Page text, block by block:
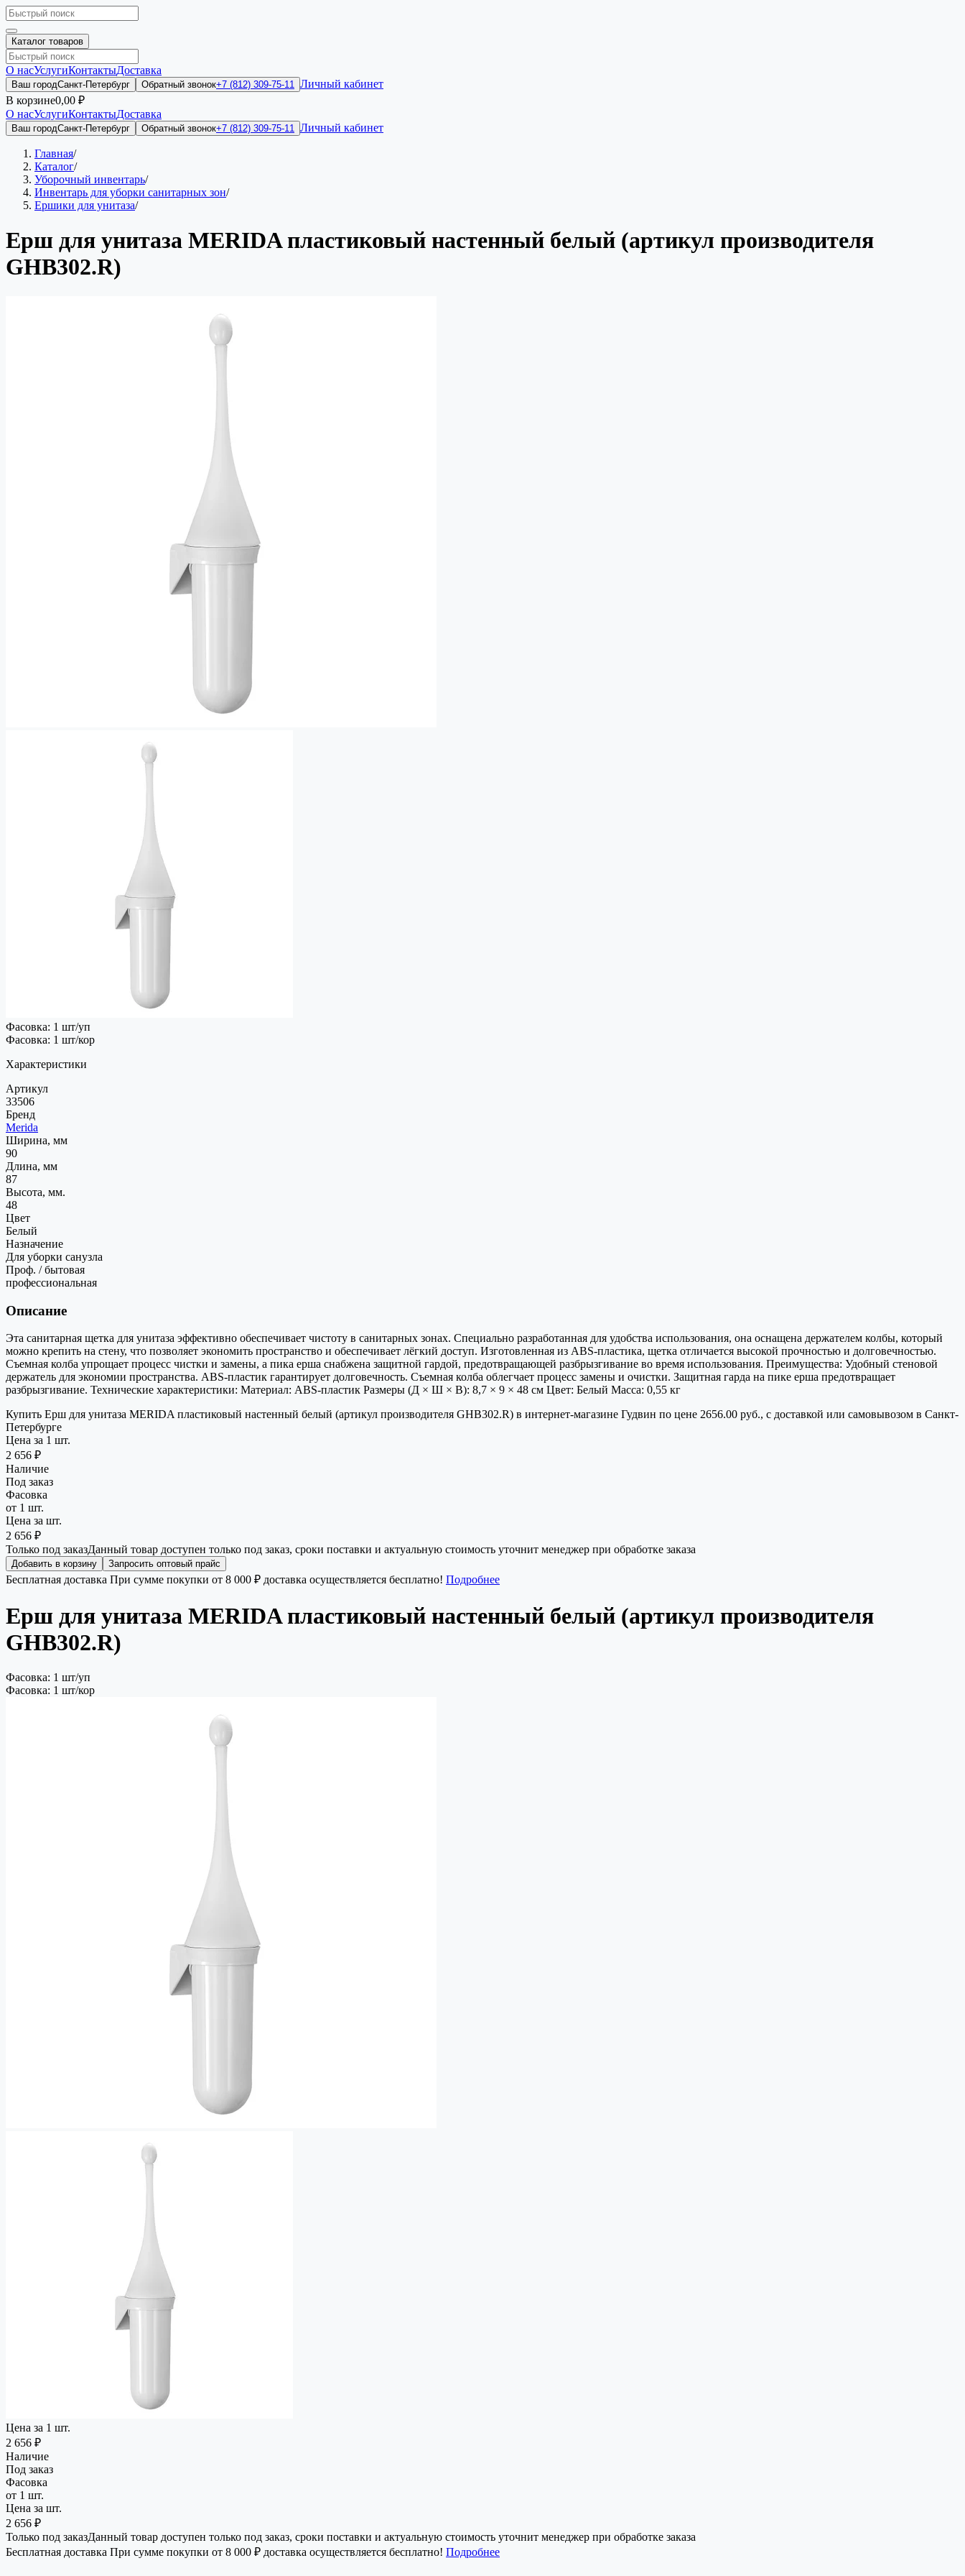
Каталог товаров
О насУслугиКонтактыДоставка
Ваш городСанкт-Петербург Обратный звонок+7 (812) 309-75-11 Личный кабинет
В корзине0,00 ₽
О насУслугиКонтактыДоставка
Ваш городСанкт-Петербург Обратный звонок+7 (812) 309-75-11 Личный кабинет
Главная/
Каталог/
Уборочный инвентарь/
Инвентарь для уборки санитарных зон/
Ершики для унитаза/
Ерш для унитаза MERIDA пластиковый настенный белый (артикул производителя
GHB302.R)
Фасовка: 1 шт/уп
Фасовка: 1 шт/кор
Характеристики
Артикул
33506
Бренд
Merida
Ширина, мм
90
Длина, мм
87
Высота, мм.
48
Цвет
Белый
Назначение
Для уборки санузла
Проф. / бытовая
профессиональная
Описание
Эта санитарная щетка для унитаза эффективно обеспечивает чистоту в санитарных зонах. Специально разработанная для удобства использования, она оснащена держателем колбы, который
можно крепить на стену, что позволяет экономить пространство и обеспечивает лёгкий доступ. Изготовленная из ABS-пластика, щетка отличается высокой прочностью и долговечностью.
Съемная колба упрощает процесс чистки и замены, а пика ерша снабжена защитной гардой, предотвращающей разбрызгивание во время использования. Преимущества: Удобный стеновой
держатель для экономии пространства. ABS-пластик гарантирует долговечность. Съемная колба облегчает процесс замены и очистки. Защитная гарда на пике ерша предотвращает
разбрызгивание. Технические характеристики: Материал: ABS-пластик Размеры (Д × Ш × В): 8,7 × 9 × 48 см Цвет: Белый Масса: 0,55 кг
Купить Ерш для унитаза MERIDA пластиковый настенный белый (артикул производителя GHB302.R) в интернет-магазине Гудвин по цене 2656.00 руб., с доставкой или самовывозом в Санкт-
Петербурге
Цена за 1 шт.
2 656 ₽
Наличие
Под заказ
Фасовка
от 1 шт.
Цена за шт.
2 656 ₽
Только под заказДанный товар доступен только под заказ, сроки поставки и актуальную стоимость уточнит менеджер при обработке заказа
Добавить в корзину Запросить оптовый прайс
Бесплатная доставка При сумме покупки от 8 000 ₽ доставка осуществляется бесплатно! Подробнее
Ерш для унитаза MERIDA пластиковый настенный белый (артикул производителя
GHB302.R)
Фасовка: 1 шт/уп
Фасовка: 1 шт/кор
Цена за 1 шт.
2 656 ₽
Наличие
Под заказ
Фасовка
от 1 шт.
Цена за шт.
2 656 ₽
Только под заказДанный товар доступен только под заказ, сроки поставки и актуальную стоимость уточнит менеджер при обработке заказа
Бесплатная доставка При сумме покупки от 8 000 ₽ доставка осуществляется бесплатно! Подробнее